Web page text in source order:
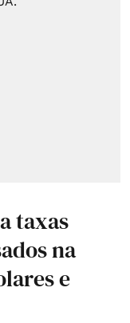
taxas
na
e